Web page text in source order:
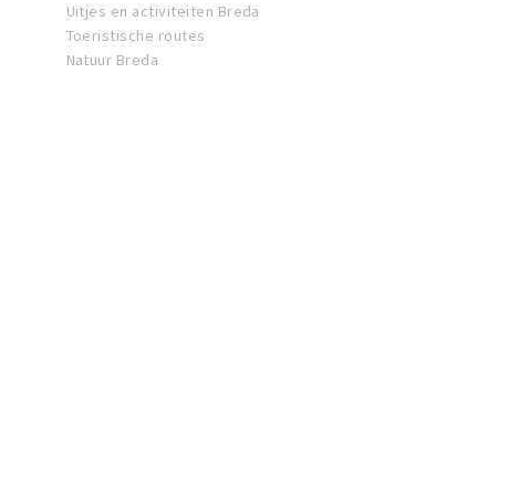
Uitjes en activiteiten Breda
Toeristische routes
Natuur Breda